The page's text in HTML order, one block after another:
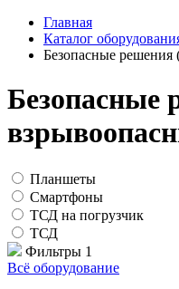
Главная
Каталог
Безопасные
Безопасные
Планшеты
Смартфоны
ТСД на погрузчик
ТСД
Фильтры 1
Всё оборудование